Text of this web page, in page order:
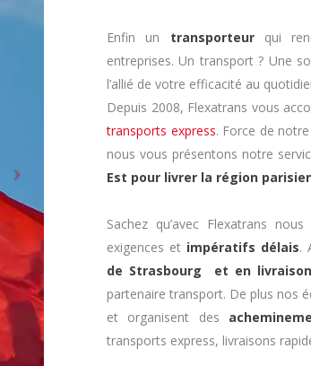
Enfin un transporteurqui
entreprises. Un transport ? Une
l’allié de votre efficacité au
Depuis 2008, Flexatrans vous
transports express. Force de
nous vous présentons notre
Est pour livrer la région
Sachez qu’avec Flexatrans
exigences et impératifs délais.
de Strasbourg et en
partenaire transport. De plus nos
et organisent des
transports express, livraisons